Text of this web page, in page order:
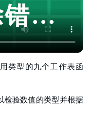
误
类型的九个工作表函
检验数值的类型并根据